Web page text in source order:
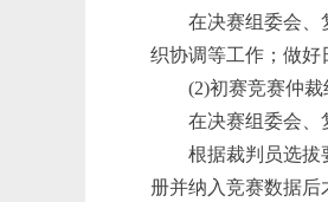
在决赛组委会、
织协调等工作；做好
(2)初赛竞赛仲裁
在决赛组委会、
根据裁判员选拔
册并纳入竞赛数据后